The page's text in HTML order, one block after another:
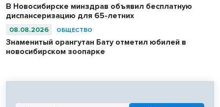
В Новосибирске минздрав объявил бесплатную
диспансеризацию для 65-летних
08.08.2026 ОБЩЕСТВО
Знаменитый орангутан Бату отметил юбилей в
новосибирском зоопарке